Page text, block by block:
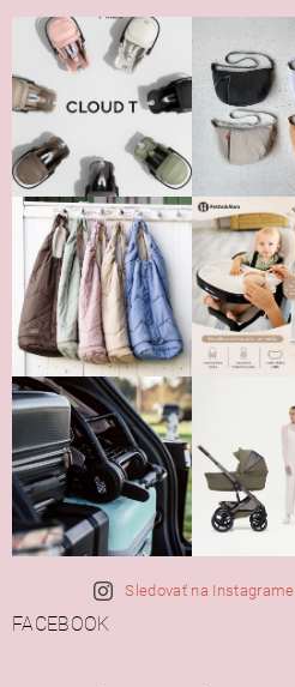
Vložením hodnotenie súhlasíte s
osobných údajov
Sledovať na Instagrame
FACEBOOK